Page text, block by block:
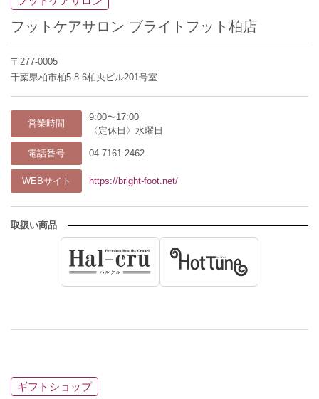
フットケアサロン ブライトフット柏店
〒277-0005
千葉県柏市柏5-8-6柏央ビル201号室
営業時間
9:00〜17:00
〈定休日〉水曜日
電話番号 04-7161-2462
WEBサイト https://bright-foot.net/
取扱い商品
ギフトショップ